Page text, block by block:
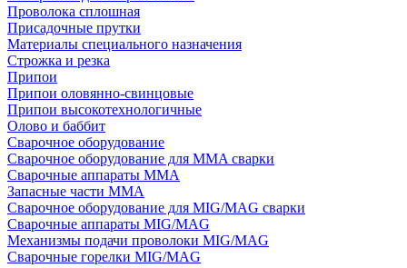
Проволока сплошная
Присадочные прутки
Материалы специального назначения
Строжка и резка
Припои
Припои оловянно-свинцовые
Припои высокотехнологичные
Олово и баббит
Сварочное оборудование
Сварочное оборудование для MMA сварки
Сварочные аппараты MMA
Запасные части MMA
Сварочное оборудование для MIG/MAG сварки
Сварочные аппараты MIG/MAG
Механизмы подачи проволоки MIG/MAG
Сварочные горелки MIG/MAG